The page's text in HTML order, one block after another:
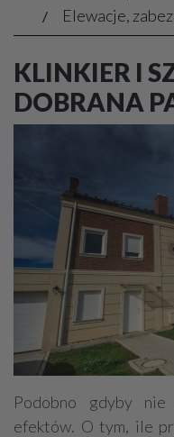
Elewacje,
KLINKIER I
DOBRANA
Podobno gdyby
efektów. O tym, ile